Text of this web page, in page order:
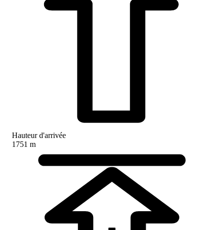
Hauteur d'arrivée
1751 m